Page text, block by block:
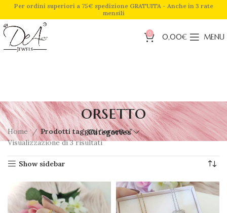
Per ordini superiori a 75€ spedizione GRATUITA - Anche in 3 rate
mensili
0 0,00€ MENU
orsetto
Categories
Home
Prodotti taggati “orsetto”
Visualizzazione di 3 risultati
Show sidebar